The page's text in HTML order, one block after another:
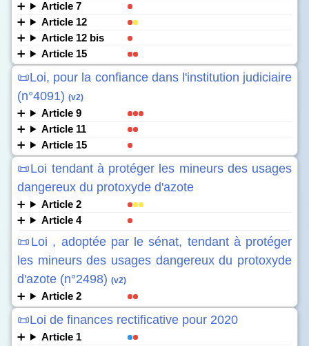
Article 7
Article 12
Article 12 bis
Article 15
📜Loi, pour la confiance dans l'institution judiciaire
(n°4091) (v2)
Article 9
Article 11
Article 15
📜Loi tendant à protéger les mineurs des usages
dangereux du protoxyde d'azote
Article 2
Article 4
📜Loi , adoptée par le sénat, tendant à protéger
les mineurs des usages dangereux du protoxyde
d'azote (n°2498) (v2)
Article 2
📜Loi de finances rectificative pour 2020
Article 1